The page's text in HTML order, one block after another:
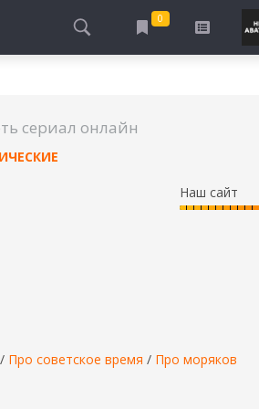
СПЕЦСЛУЖБЫ
ПРО ШКОЛУ,
0
БУДУ СМОТРЕТЬ
УЖЕ СМОТРЕЛ
сериал онлайн
Наш сайт
/ Про советское время / Про моряков